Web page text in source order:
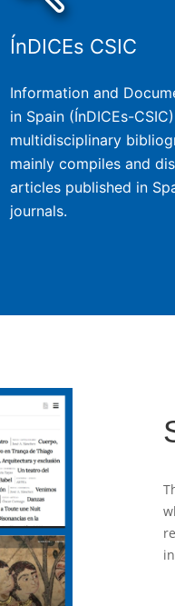
ÍnDICEs CSIC
Information and
in Spain (ÍnDICEs-
multidisciplinary
mainly compiles and
articles published in
journals.